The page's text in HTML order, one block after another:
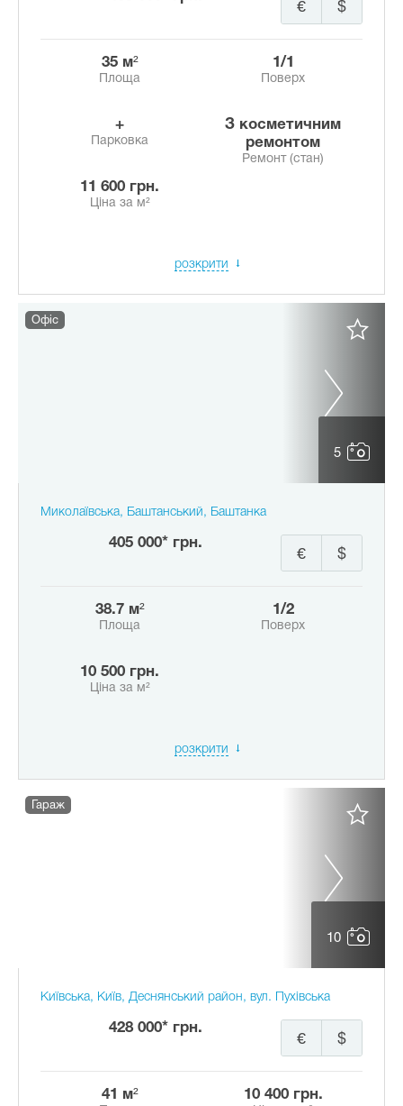
$
€
35 м²
Площа
1/1
Поверх
+
Парковка
з косметичним
ремонтом
Ремонт (стан)
11 600 грн.
Ціна за м²
розкрити
5
Офіс
Миколаївська, Баштанський, Баштанка
405 000* грн.
$
€
38.7 м²
Площа
1/2
Поверх
10 500 грн.
Ціна за м²
розкрити
10
Гараж
Київська, Київ, Деснянський район, вул. Пухівська
428 000* грн.
$
€
41 м² 10 400 грн.